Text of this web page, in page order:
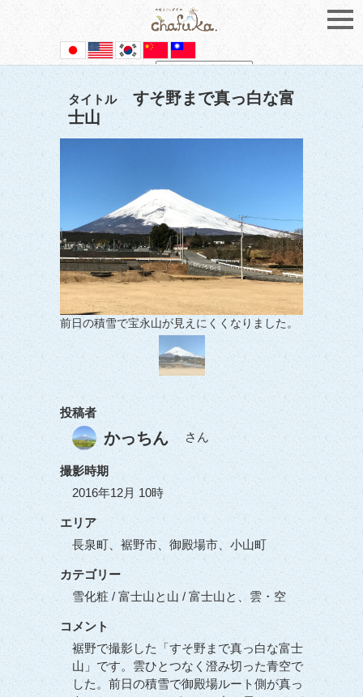
Powered by Translate
タイトル
すそ野まで真っ白な富
士山
前日の積雪で宝永山が見えにくくなりました。
投稿者
かっちん さん
撮影時期
2016年12月 10時
エリア
長泉町、裾野市、御殿場市、小山町
カテゴリー
雪化粧 / 富士山と山 / 富士山と、雲・空
コメント
裾野で撮影した「すそ野まで真っ白な富士
山」です。雲ひとつなく澄み切った青空で
した。前日の積雪で御殿場ルート側が真っ